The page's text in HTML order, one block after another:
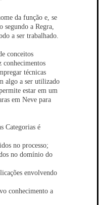
da função e, se
segundo a Regra,
a ser trabalhado.
conceitos
conhecimentos
técnicas
algo a ser utilizado
estar em um
em Neve para
Categorias é
no processo;
no domínio do
envolvendo
conhecimento a